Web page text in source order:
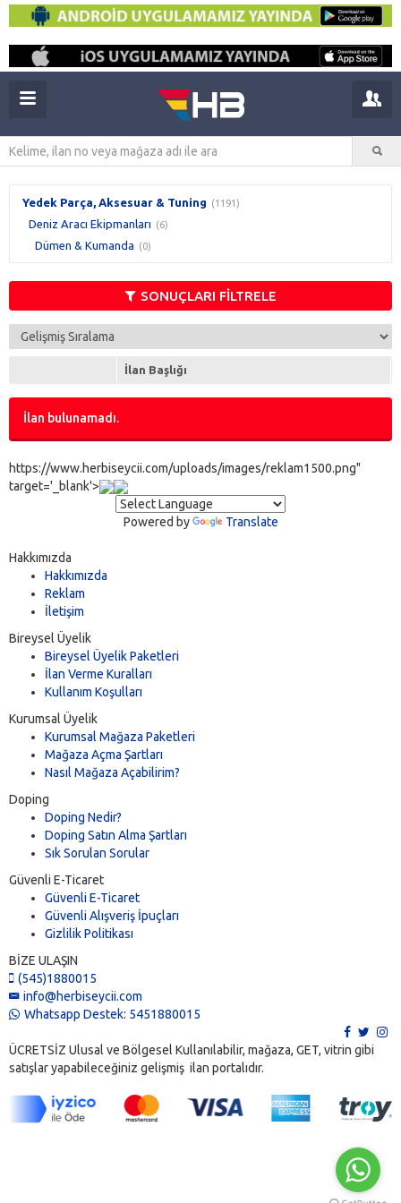
Yedek Parça, Aksesuar & Tuning (1191)
Deniz Aracı Ekipmanları (6)
Dümen & Kumanda (0)
SONUÇLARI FİLTRELE
İlan Başlığı
İlan bulunamadı.
https://www.herbiseycii.com/uploads/images/reklam1500.png"
target='_blank'>
Powered by Translate
Hakkımızda
Hakkımızda
Reklam
İletişim
Bireysel Üyelik
Bireysel Üyelik Paketleri
İlan Verme Kuralları
Kullanım Koşulları
Kurumsal Üyelik
Kurumsal Mağaza Paketleri
Mağaza Açma Şartları
Nasıl Mağaza Açabilirim?
Doping
Doping Nedir?
Doping Satın Alma Şartları
Sık Sorulan Sorular
Güvenli E-Ticaret
Güvenli E-Ticaret
Güvenli Alışveriş İpuçları
Gizlilik Politikası
BİZE ULAŞIN
(545)1880015
info@herbiseycii.com
Whatsapp Destek: 5451880015
ÜCRETSİZ Ulusal ve Bölgesel Kullanılabilir, mağaza, GET, vitrin gibi
satışlar yapabileceğiniz gelişmiş ilan portalıdır.